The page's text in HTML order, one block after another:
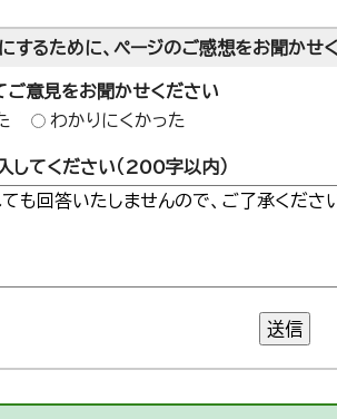
するために、ページのご感想をお聞かせ
ご意見をお聞かせください
わかりにくかった
してください（200字以内）
送信